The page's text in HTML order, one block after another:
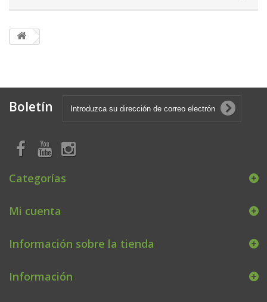
Boletín
Categorías
Mi cuenta
Información sobre la tienda
Información